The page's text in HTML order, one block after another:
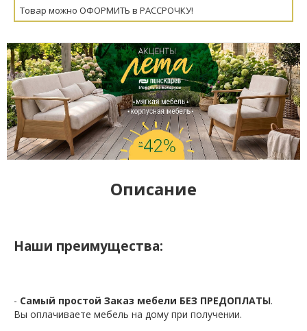
Товар можно ОФОРМИТЬ в РАССРОЧКУ!
Описание
Наши преимущества:
- Самый простой Заказ мебели БЕЗ ПРЕДОПЛАТЫ.
Вы оплачиваете мебель на дому при получении.